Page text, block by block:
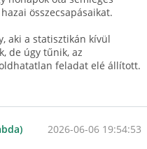
összecsapásaikat.
aki a statisztikán kívül
de úgy tűnik, az
feladat elé állított.
2026-06-06 19:54:53